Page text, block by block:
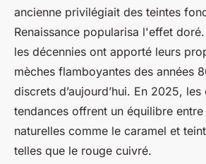
ancienne privilégiait des teintes
Renaissance popularisa l'effet
les décennies ont apporté leurs
mèches flamboyantes des années
discrets d’aujourd’hui. En 2025,
tendances offrent un équilibre entre
naturelles comme le caramel et
telles que le rouge cuivré.